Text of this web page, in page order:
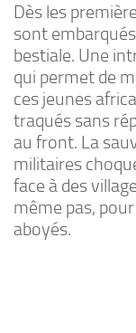
Dès les
sont
bestiale. Une
qui permet de
ces jeunes
traqués sans
au front. La
militaires
face à des
même pas,
aboyés.